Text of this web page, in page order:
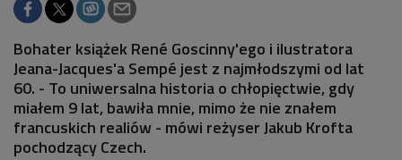
Bohater książek René Goscinny'ego i ilustratora
Jeana-Jacques'a Sempé jest z najmłodszymi od lat
60. - To uniwersalna historia o chłopięctwie, gdy
miałem 9 lat, bawiła mnie, mimo że nie znałem
francuskich realiów - mówi reżyser Jakub Krofta
pochodzący Czech.